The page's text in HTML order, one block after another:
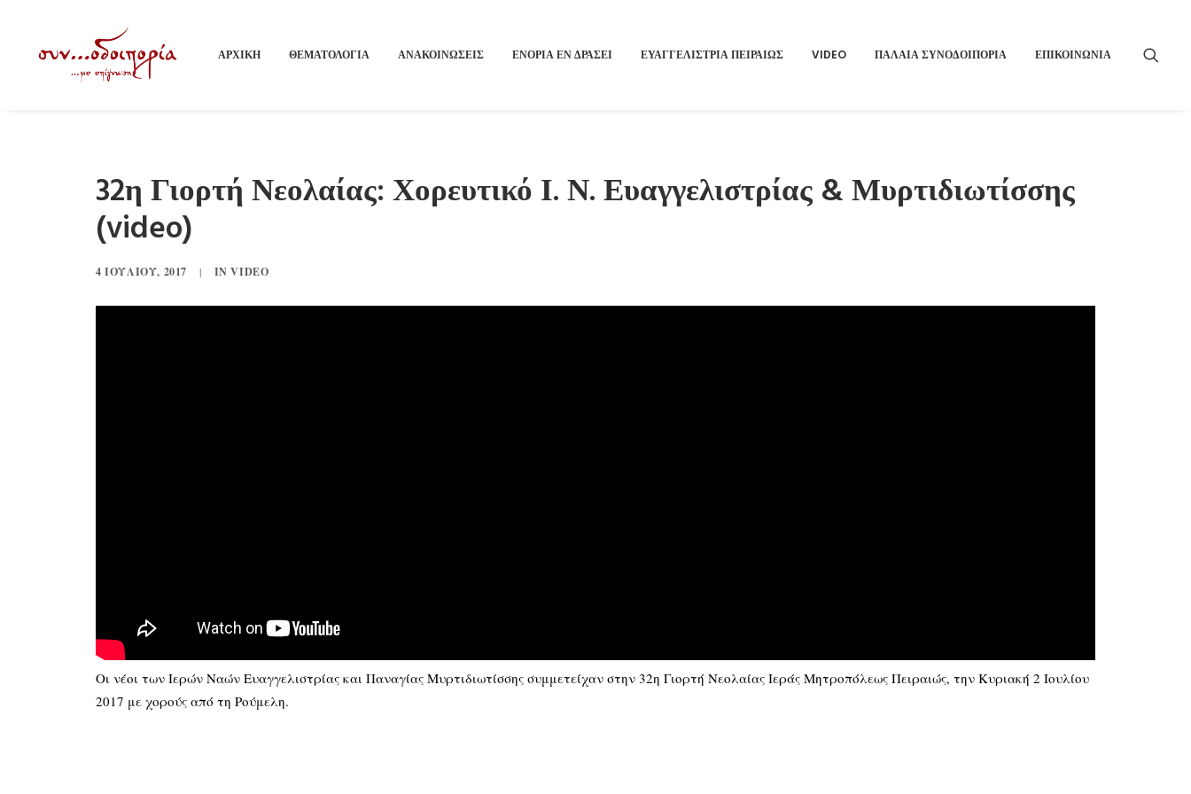
ΑΡΧΙΚΗ ΘΕΜΑΤΟΛΟΓΙΑ ΑΝΑΚΟΙΝΩΣΕΙΣ ΕΝΟΡΙΑ ΕΝ ΔΡΑΣΕΙ ΕΥΑΓΓΕΛΙΣΤΡΙΑ ΠΕΙΡΑΙΏΣ VIDEO ΠΑΛΑΙΑ ΣΥΝΟΔΟΙΠΟΡΙΑ ΕΠΙΚΟΙΝΩΝΙΑ
32η Γιορτή Νεολαίας: Χορευτικό Ι. Ν. Ευαγγελιστρίας & Μυρτιδιωτίσσης
(video)
4 ΙΟΥΛΊΟΥ, 2017 | INVIDEO
Οι νέοι των Ιερών Ναών Ευαγγελιστρίας και Παναγίας Μυρτιδιωτίσσης συμμετείχαν στην 32η Γιορτή Νεολαίας Ιεράς Μητροπόλεως Πειραιώς, την Κυριακή 2 Ιουλίου
2017 με χορούς από τη Ρούμελη.